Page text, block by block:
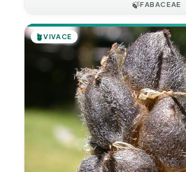
🍃FABACEAE
🪴VIVACE